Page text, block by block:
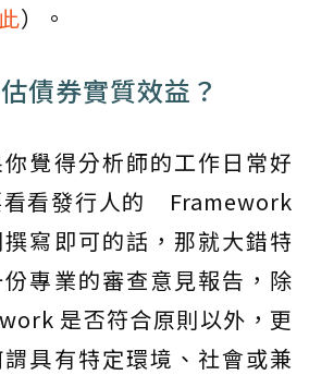
）。
債券實質效益？
覺得分析師的工作日常好
看看發行人的 Framework
寫即可的話，那就大錯特
專業的審查意見報告，除
是否符合原則以外，更
具有特定環境、社會或兼